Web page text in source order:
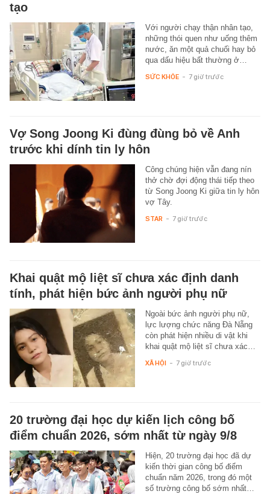
tạo
Với người chạy thận nhân tạo,
những thói quen như uống thêm
nước, ăn một quả chuối hay bỏ
qua dấu hiệu bất thường ở…
SỨC KHỎE - 7 giờ trước
Vợ Song Joong Ki đùng đùng bỏ về Anh
trước khi dính tin ly hôn
Công chúng hiện vẫn đang nín
thở chờ đợi động thái tiếp theo
từ Song Joong Ki giữa tin ly hôn
vợ Tây.
STAR - 7 giờ trước
Khai quật mộ liệt sĩ chưa xác định danh
tính, phát hiện bức ảnh người phụ nữ
Ngoài bức ảnh người phụ nữ,
lực lượng chức năng Đà Nẵng
còn phát hiện nhiều di vật khi
khai quật mộ liệt sĩ chưa xác…
XÃ HỘI - 7 giờ trước
20 trường đại học dự kiến lịch công bố
điểm chuẩn 2026, sớm nhất từ ngày 9/8
Hiện, 20 trường đại học đã dự
kiến thời gian công bố điểm
chuẩn năm 2026, trong đó một
số trường công bố sớm nhất…